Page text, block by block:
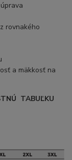
rovnakého
a mäkkosť na
TABUĽKU